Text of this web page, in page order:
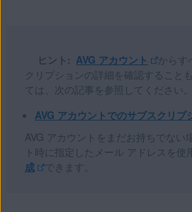
ヒント: AVG アカウント
からす
クリプションの詳細を確認すること
ては、次の記事を参照してください。
AVG アカウントでのサブスクリプ
AVG アカウントをまだお持ちでない
ト時に指定したメール アドレスを使
成
できます。